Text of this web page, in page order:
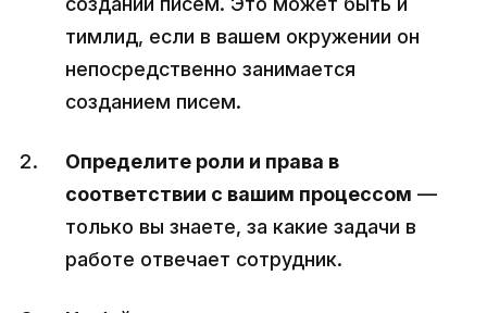
тимлид, если в вашем окружении он
непосредственно занимается
созданием писем.
Определите роли и права в
соответствии с вашим процессом —
только вы знаете, за какие задачи в
работе отвечает сотрудник.